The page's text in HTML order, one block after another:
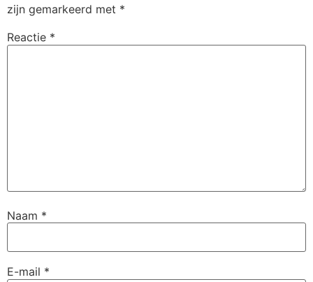
zijn gemarkeerd met *
Reactie *
Naam *
E-mail *